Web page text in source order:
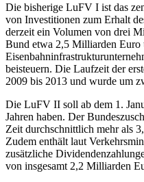
Die bisherige LuFV I ist das
von Investitionen zum Erhalt
derzeit ein Volumen von drei
Bund etwa 2,5 Milliarden Euro
beisteuern. Die Laufzeit der
2009 bis 2013 und wurde um
Die LuFV II soll ab dem 1.
Jahren haben. Der
Zeit durchschnittlich mehr als
Zudem enthält laut
zusätzliche
von insgesamt 2,2 Milliarden